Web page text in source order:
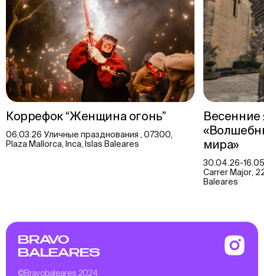
Коррефок “Женщина огонь”
06.03.26 Уличные празднования , 07300,
Plaza Mallorca, Inca, Islas Baleares
Весенние
мира»
30.04.26-
Carrer Major,
Baleares
BRAVO
BALEARES
©Bravobaleares 2024